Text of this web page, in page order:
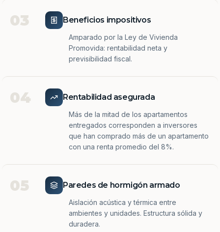
03 Beneficios impositivos
Amparado por la Ley de Vivienda
Promovida: rentabilidad neta y
previsibilidad fiscal.
04 Rentabilidad asegurada
Más de la mitad de los apartamentos
entregados corresponden a inversores
que han comprado más de un apartamento
con una renta promedio del 8%.
05 Paredes de hormigón armado
Aislación acústica y térmica entre
ambientes y unidades. Estructura sólida y
duradera.